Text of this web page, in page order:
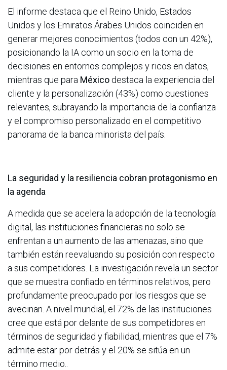
El informe destaca que el Reino Unido, Estados
Unidos y los Emiratos Árabes Unidos coinciden en
generar mejores conocimientos (todos con un 42%),
posicionando la IA como un socio en la toma de
decisiones en entornos complejos y ricos en datos,
mientras que para México destaca la experiencia del
cliente y la personalización (43%) como cuestiones
relevantes, subrayando la importancia de la confianza
y el compromiso personalizado en el competitivo
panorama de la banca minorista del país.
La seguridad y la resiliencia cobran protagonismo en
la agenda
A medida que se acelera la adopción de la tecnología
digital, las instituciones financieras no solo se
enfrentan a un aumento de las amenazas, sino que
también están reevaluando su posición con respecto
a sus competidores. La investigación revela un sector
que se muestra confiado en términos relativos, pero
profundamente preocupado por los riesgos que se
avecinan. A nivel mundial, el 72% de las instituciones
cree que está por delante de sus competidores en
términos de seguridad y fiabilidad, mientras que el 7%
admite estar por detrás y el 20% se sitúa en un
término medio..